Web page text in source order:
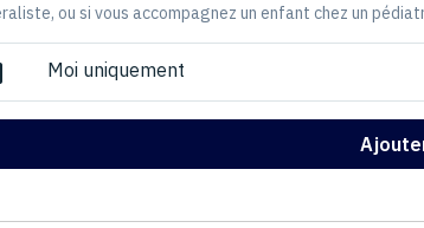
ou si vous accompagnez un enfant chez un
Moi uniquement